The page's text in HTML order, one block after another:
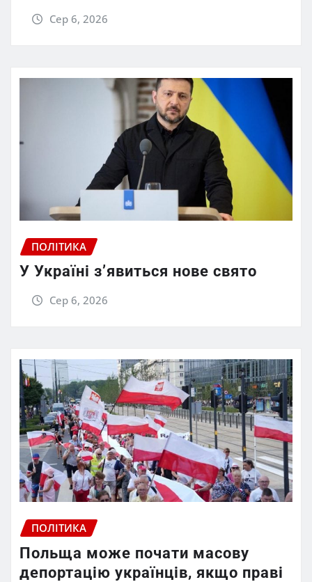
Сер 6, 2026
ПОЛІТИКА
У Україні з’явиться нове свято
Сер 6, 2026
ПОЛІТИКА
Польща може почати масову
депортацію українців, якщо праві